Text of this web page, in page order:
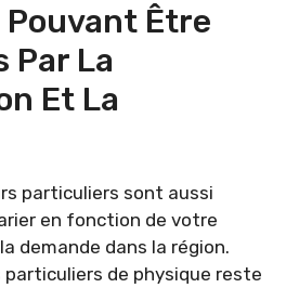
Pouvant Être
Par La
Et La
particuliers sont aussi
en fonction de votre
demande dans la région.
particuliers de physique reste